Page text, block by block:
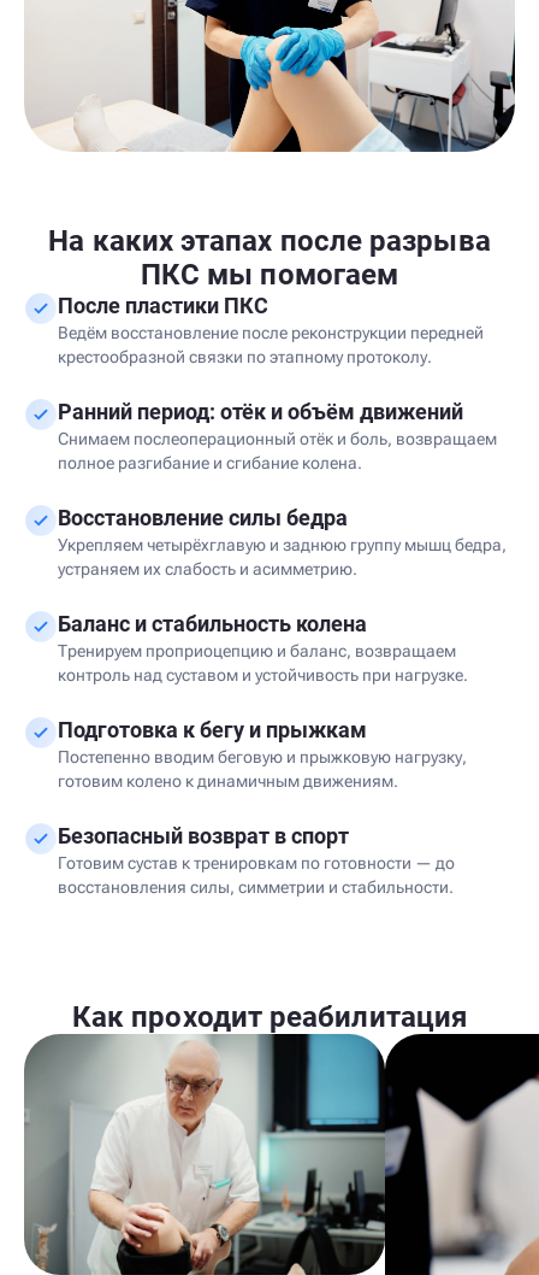
На каких этапах после разрыва
ПКС мы помогаем
После пластики ПКС
Ведём восстановление после реконструкции передней
крестообразной связки по этапному протоколу.
Ранний период: отёк и объём движений
Снимаем послеоперационный отёк и боль, возвращаем
полное разгибание и сгибание колена.
Восстановление силы бедра
Укрепляем четырёхглавую и заднюю группу мышц бедра,
устраняем их слабость и асимметрию.
Баланс и стабильность колена
Тренируем проприоцепцию и баланс, возвращаем
контроль над суставом и устойчивость при нагрузке.
Подготовка к бегу и прыжкам
Постепенно вводим беговую и прыжковую нагрузку,
готовим колено к динамичным движениям.
Безопасный возврат в спорт
Готовим сустав к тренировкам по готовности — до
восстановления силы, симметрии и стабильности.
Как проходит реабилитация